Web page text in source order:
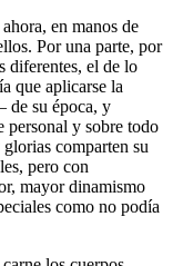
en manos de
Por una parte, por
diferentes, el de lo
que aplicarse la
su época, y
personal y sobre todo
comparten su
pero con
mayor dinamismo
como no podía